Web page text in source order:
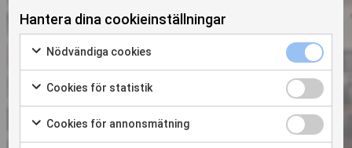
Hantera dina cookieinställningar
Nödvändiga cookies
Markera
för
samtycka
till
användning
Nödvändiga
cookies
kryssruta
Cookies för statistik
Markera
för
Cookies
för
statistik
kryssruta
Cookies för annonsmätning
Markera
Cookies
för